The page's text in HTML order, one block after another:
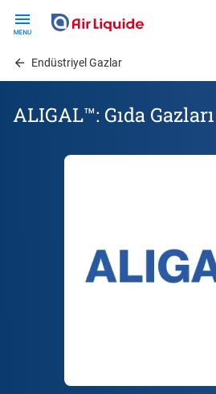
contentEndüstriyel Gazlar
ALIGAL™: Gıda Gazları